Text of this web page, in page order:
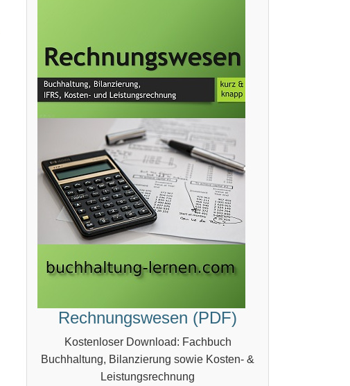
Rechnungswesen (PDF)
Kostenloser Download: Fachbuch
Buchhaltung, Bilanzierung sowie Kosten- &
Leistungsrechnung